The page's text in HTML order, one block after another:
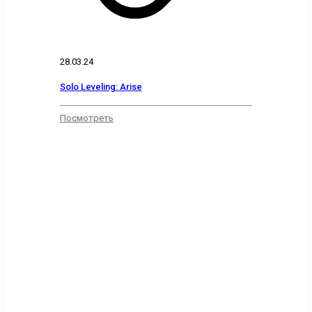
28.03.24
Solo Leveling: Arise
Посмотреть